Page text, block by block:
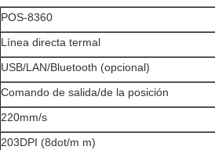
POS-8360
Línea directa termal
USB/LAN/Bluetooth (opcional)
Comando de salida/de la posición
220mm/s
203DPI (8dot/m m)